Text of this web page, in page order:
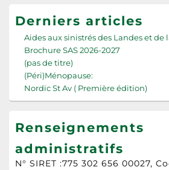
Derniers articles
Aides aux sinistrés des Landes et de
Brochure SAS 2026-2027
(pas de titre)
(Péri)Ménopause:
Nordic St Av ( Première édition)
Renseignements
administratifs
N° SIRET :775 302 656 00027,